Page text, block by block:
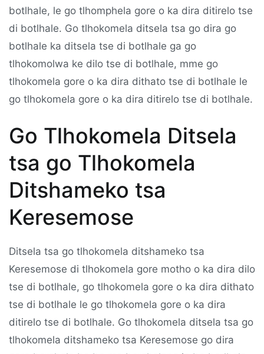
botlhale, le go tlhomphela gore o ka dira ditirelo tse
di botlhale. Go tlhokomela ditsela tsa go dira go
botlhale ka ditsela tse di botlhale ga go
tlhokomolwa ke dilo tse di botlhale, mme go
tlhokomela gore o ka dira dithato tse di botlhale le
go tlhokomela gore o ka dira ditirelo tse di botlhale.
Go Tlhokomela Ditsela
tsa go Tlhokomela
Ditshameko tsa
Keresemose
Ditsela tsa go tlhokomela ditshameko tsa
Keresemose di tlhokomela gore motho o ka dira dilo
tse di botlhale, go tlhokomela gore o ka dira dithato
tse di botlhale le go tlhokomela gore o ka dira
ditirelo tse di botlhale. Go tlhokomela ditsela tsa go
tlhokomela ditshameko tsa Keresemose go dira